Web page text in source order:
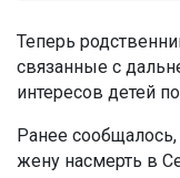
Теперь
связанные с
интересов детей
Ранее
жену насмерть в